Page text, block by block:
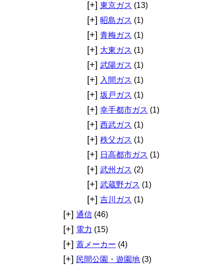
[+] 東京ガス (13)
[+] 昭島ガス (1)
[+] 青梅ガス (1)
[+] 大東ガス (1)
[+] 武陽ガス (1)
[+] 入間ガス (1)
[+] 坂戸ガス (1)
[+] 幸手都市ガス (1)
[+] 西武ガス (1)
[+] 秩父ガス (1)
[+] 日高都市ガス (1)
[+] 武州ガス (2)
[+] 武蔵野ガス (1)
[+] 吉川ガス (1)
[+] 通信 (46)
[+] 電力 (15)
[+] 蓋メーカー (4)
[+] 民間公園・遊園地 (3)